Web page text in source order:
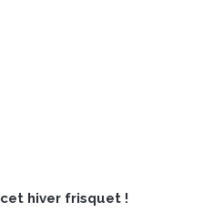
hiver frisquet !